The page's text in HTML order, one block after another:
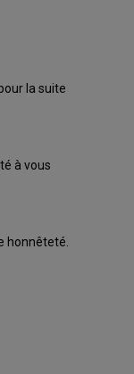
la suite
à vous
honnêteté.